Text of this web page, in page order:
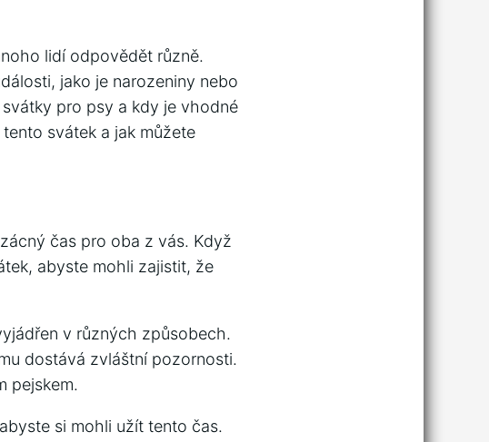
lidí odpovědět různě.
jako je narozeniny nebo
pro psy a kdy je vhodné
svátek a jak můžete
čas pro oba z vás. Když
abyste mohli zajistit, že
v různých způsobech.
dostává zvláštní pozornosti.
pejskem.
si mohli užít tento čas.